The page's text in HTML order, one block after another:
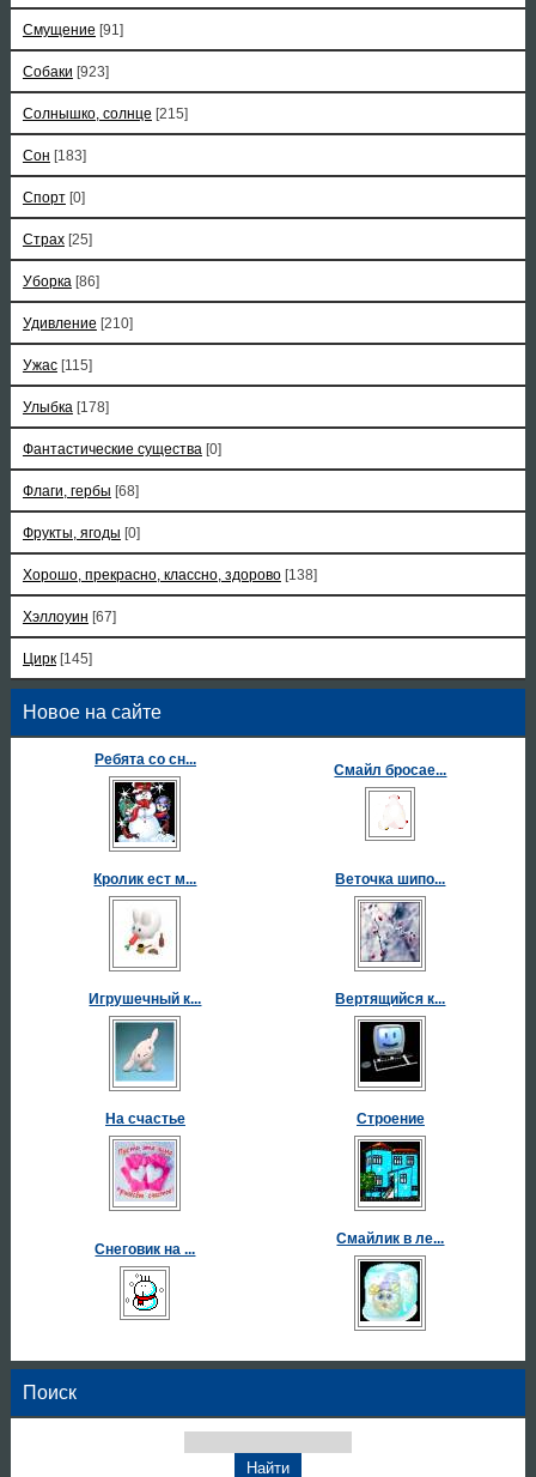
Смущение [91]
Собаки [923]
Солнышко, солнце [215]
Сон [183]
Спорт [0]
Страх [25]
Уборка [86]
Удивление [210]
Ужас [115]
Улыбка [178]
Фантастические существа [0]
Флаги, гербы [68]
Фрукты, ягоды [0]
Хорошо, прекрасно, классно, здорово [138]
Хэллоуин [67]
Цирк [145]
Новое на сайте
Ребята со сн...
Смайл бросае...
Кролик ест м... Веточка шипо...
Игрушечный к... Вертящийся к...
На счастье Строение
Снеговик на ...
Смайлик в ле...
Поиск